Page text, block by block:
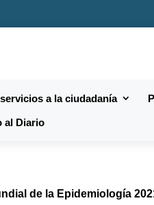
a la ciudadanía
al Diario
de la Epidemiología